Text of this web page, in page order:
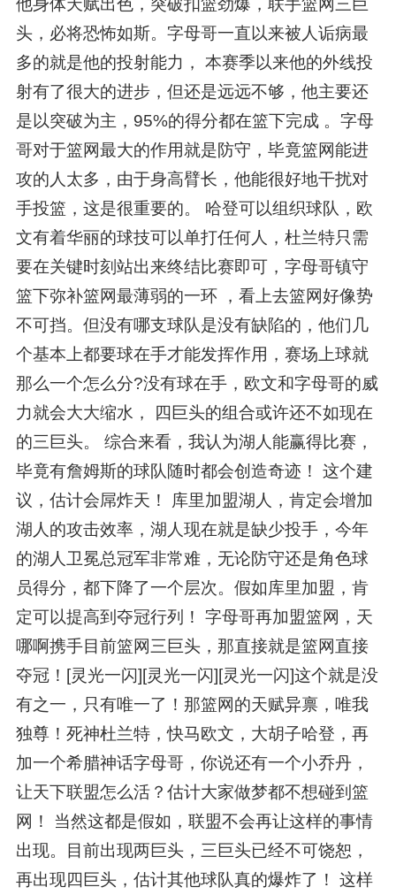
他身体天赋出色，突破扣篮劲爆，联手篮网三巨
头，必将恐怖如斯。字母哥一直以来被人诟病最
多的就是他的投射能力， 本赛季以来他的外线投
射有了很大的进步，但还是远远不够，他主要还
是以突破为主，95%的得分都在篮下完成 。字母
哥对于篮网最大的作用就是防守，毕竟篮网能进
攻的人太多，由于身高臂长，他能很好地干扰对
手投篮，这是很重要的。 哈登可以组织球队，欧
文有着华丽的球技可以单打任何人，杜兰特只需
要在关键时刻站出来终结比赛即可，字母哥镇守
篮下弥补篮网最薄弱的一环 ，看上去篮网好像势
不可挡。但没有哪支球队是没有缺陷的，他们几
个基本上都要球在手才能发挥作用，赛场上球就
那么一个怎么分?没有球在手，欧文和字母哥的威
力就会大大缩水， 四巨头的组合或许还不如现在
的三巨头。 综合来看，我认为湖人能赢得比赛，
毕竟有詹姆斯的球队随时都会创造奇迹！ 这个建
议，估计会屌炸天！ 库里加盟湖人，肯定会增加
湖人的攻击效率，湖人现在就是缺少投手，今年
的湖人卫冕总冠军非常难，无论防守还是角色球
员得分，都下降了一个层次。假如库里加盟，肯
定可以提高到夺冠行列！ 字母哥再加盟篮网，天
哪啊携手目前篮网三巨头，那直接就是篮网直接
夺冠！[灵光一闪][灵光一闪][灵光一闪]这个就是没
有之一，只有唯一了！那篮网的天赋异禀，唯我
独尊！死神杜兰特，快马欧文，大胡子哈登，再
加一个希腊神话字母哥，你说还有一个小乔丹，
让天下联盟怎么活？估计大家做梦都不想碰到篮
网！ 当然这都是假如，联盟不会再让这样的事情
出现。目前出现两巨头，三巨头已经不可饶恕，
再出现四巨头，估计其他球队真的爆炸了！ 这样